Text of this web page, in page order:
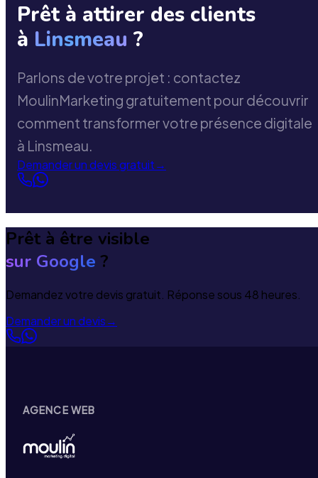
Prêt à attirer des clients
à Linsmeau ?
Parlons de votre projet : contactez
MoulinMarketing gratuitement pour découvrir
comment transformer votre présence digitale
à Linsmeau.
Demander un devis gratuit→
Prêt à être visible
sur Google ?
Demandez votre devis gratuit. Réponse sous 48 heures.
Demander un devis→
AGENCE WEB